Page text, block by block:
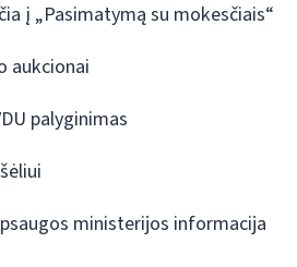
į „Pasimatymą su mokesčiais“
aukcionai
palyginimas
ministerijos informacija